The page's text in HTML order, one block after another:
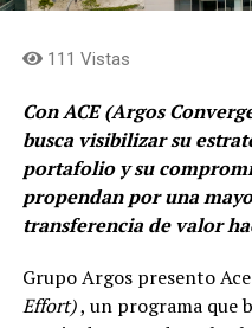
111 Vistas
Con ACE (Argos
busca visibilizar su
portafolio y su
propendan por una
transferencia de valor
Grupo Argos presento
Effort), un programa que